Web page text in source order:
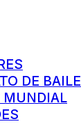
DE BAILE
MUNDIAL